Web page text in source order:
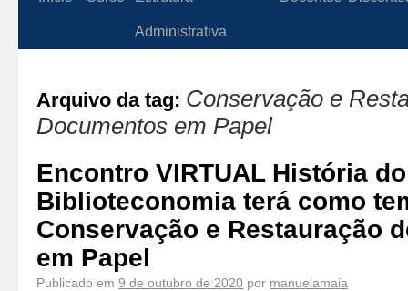
Administrativa
Arquivo da tag: Conservação e
Documentos em Papel
Encontro VIRTUAL História
Biblioteconomia terá como
Conservação e Restauração
em Papel
Publicado em 9 de outubro de 2020 por manuelamaia